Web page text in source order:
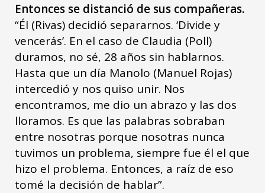
Entonces se distanció de sus compañeras.
“Él (Rivas) decidió separarnos. ‘Divide y
vencerás’. En el caso de Claudia (Poll)
duramos, no sé, 28 años sin hablarnos.
Hasta que un día Manolo (Manuel Rojas)
intercedió y nos quiso unir. Nos
encontramos, me dio un abrazo y las dos
lloramos. Es que las palabras sobraban
entre nosotras porque nosotras nunca
tuvimos un problema, siempre fue él el que
hizo el problema. Entonces, a raíz de eso
tomé la decisión de hablar”.